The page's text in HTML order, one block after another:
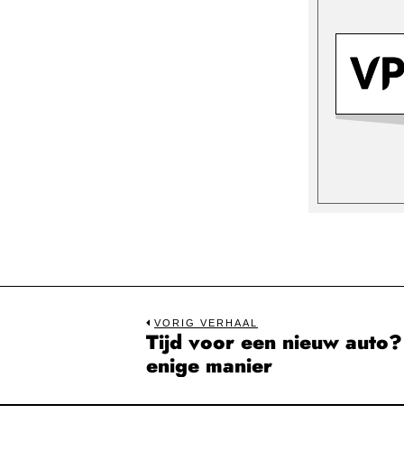
Bericht
navigatie
VORIG VERHAAL
Previous
post:
Tijd voor een nieuw
enige manier